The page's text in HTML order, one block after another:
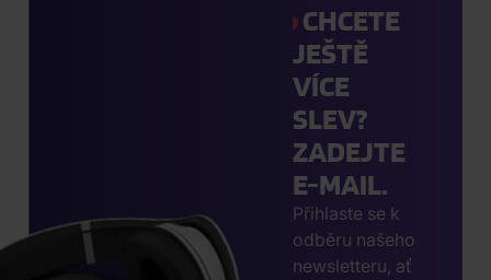
CHCETE
JEŠTĚ
VÍCE
SLEV?
ZADEJTE
E-MAIL.
Přihlaste se k
odběru našeho
newsletteru, ať